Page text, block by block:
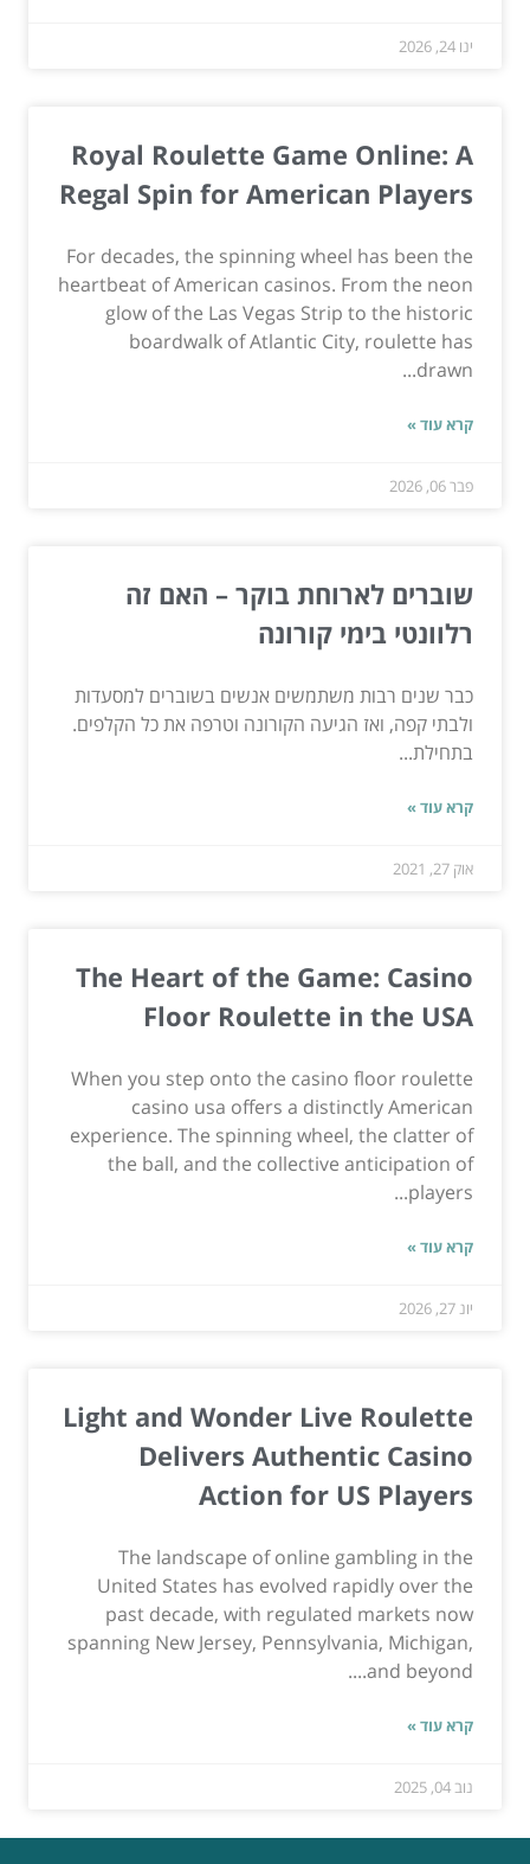
ינו 24, 2026
Royal Roulette Game Online: A
Regal Spin for American Players
For decades, the spinning wheel has been the
heartbeat of American casinos. From the neon
glow of the Las Vegas Strip to the historic
boardwalk of Atlantic City, roulette has
drawn...
קרא עוד »
פבר 06, 2026
שוברים לארוחת בוקר – האם זה
רלוונטי בימי קורונה
כבר שנים רבות משתמשים אנשים בשוברים למסעדות
ולבתי קפה, ואז הגיעה הקורונה וטרפה את כל הקלפים.
בתחילת...
קרא עוד »
אוק 27, 2021
The Heart of the Game: Casino
Floor Roulette in the USA
When you step onto the casino floor roulette
casino usa offers a distinctly American
experience. The spinning wheel, the clatter of
the ball, and the collective anticipation of
players...
קרא עוד »
יונ 27, 2026
Light and Wonder Live Roulette
Delivers Authentic Casino
Action for US Players
The landscape of online gambling in the
United States has evolved rapidly over the
past decade, with regulated markets now
spanning New Jersey, Pennsylvania, Michigan,
and beyond....
קרא עוד »
נוב 04, 2025